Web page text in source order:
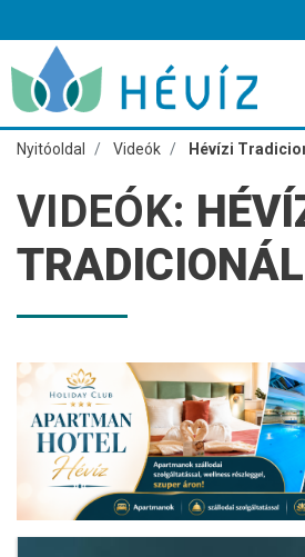
Nyitóoldal Videók Hévízi
VIDEÓK: